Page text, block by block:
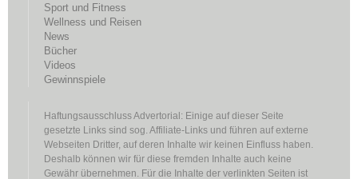
Sport und Fitness
Wellness und Reisen
News
Bücher
Videos
Gewinnspiele
Haftungsausschluss Advertorial: Einige auf dieser Seite
gesetzte Links sind sog. Affiliate-Links und führen auf externe
Webseiten Dritter, auf deren Inhalte wir keinen Einfluss haben.
Deshalb können wir für diese fremden Inhalte auch keine
Gewähr übernehmen. Für die Inhalte der verlinkten Seiten ist